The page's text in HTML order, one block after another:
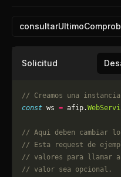
Solicitud
// Creamos una
const ws = afip.
// Aqui deben cambiar
// Esta request de
// valores para llamar al
// valor sea opcional.